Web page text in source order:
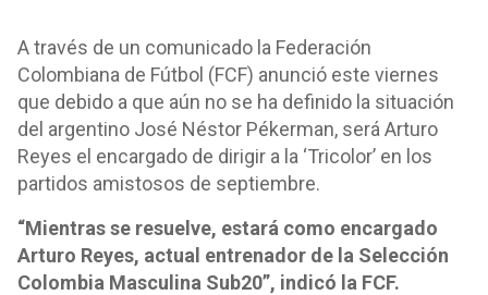
A través de un comunicado la Federación
Colombiana de Fútbol (FCF) anunció este viernes
que debido a que aún no se ha definido la situación
del argentino José Néstor Pékerman, será Arturo
Reyes el encargado de dirigir a la ‘Tricolor’ en los
partidos amistosos de septiembre.
“Mientras se resuelve, estará como encargado
Arturo Reyes, actual entrenador de la Selección
Colombia Masculina Sub20”, indicó la FCF.